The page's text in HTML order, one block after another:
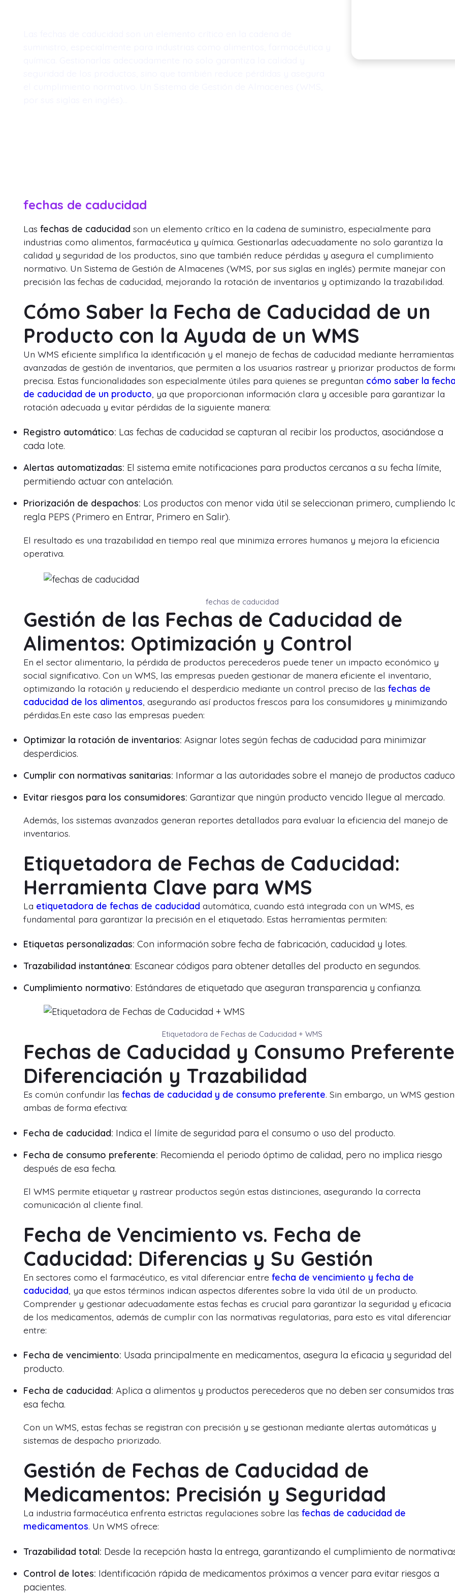
fechas de caducidad
Las fechas de caducidad son un elemento crítico en la cadena de suministro, especialmente para
industrias como alimentos, farmacéutica y química. Gestionarlas adecuadamente no solo garantiza la
calidad y seguridad de los productos, sino que también reduce pérdidas y asegura el cumplimiento
normativo. Un Sistema de Gestión de Almacenes (WMS, por sus siglas en inglés) permite manejar con
precisión las fechas de caducidad, mejorando la rotación de inventarios y optimizando la trazabilidad.
Cómo Saber la Fecha de Caducidad de un
Producto con la Ayuda de un WMS
Un WMS eficiente simplifica la identificación y el manejo de fechas de caducidad mediante herramientas
avanzadas de gestión de inventarios, que permiten a los usuarios rastrear y priorizar productos de
precisa. Estas funcionalidades son especialmente útiles para quienes se preguntan cómo saber la
de caducidad de un producto , ya que proporcionan información clara y accesible para garantizar la
rotación adecuada y evitar pérdidas de la siguiente manera:
Registro automático: Las fechas de caducidad se capturan al recibir los productos, asociándose a
cada lote.
Alertas automatizadas: El sistema emite notificaciones para productos cercanos a su fecha límite,
permitiendo actuar con antelación.
Priorización de despachos: Los productos con menor vida útil se seleccionan primero, cumpliendo
regla PEPS (Primero en Entrar, Primero en Salir).
El resultado es una trazabilidad en tiempo real que minimiza errores humanos y mejora la eficiencia
operativa.
fechas de caducidad
Gestión de las Fechas de Caducidad de
Alimentos: Optimización y Control
En el sector alimentario, la pérdida de productos perecederos puede tener un impacto económico y
social significativo. Con un WMS, las empresas pueden gestionar de manera eficiente el inventario,
optimizando la rotación y reduciendo el desperdicio mediante un control preciso de las fechas de
caducidad de los alimentos , asegurando así productos frescos para los consumidores y minimizando
pérdidas.En este caso las empresas pueden:
Optimizar la rotación de inventarios: Asignar lotes según fechas de caducidad para minimizar
desperdicios.
Cumplir con normativas sanitarias: Informar a las autoridades sobre el manejo de productos
Evitar riesgos para los consumidores: Garantizar que ningún producto vencido llegue al mercado.
Además, los sistemas avanzados generan reportes detallados para evaluar la eficiencia del manejo de
inventarios.
Etiquetadora de Fechas de Caducidad:
Herramienta Clave para WMS
La etiquetadora de fechas de caducidad automática, cuando está integrada con un WMS, es
fundamental para garantizar la precisión en el etiquetado. Estas herramientas permiten:
Etiquetas personalizadas: Con información sobre fecha de fabricación, caducidad y lotes.
Trazabilidad instantánea: Escanear códigos para obtener detalles del producto en segundos.
Cumplimiento normativo: Estándares de etiquetado que aseguran transparencia y confianza.
Etiquetadora de Fechas de Caducidad + WMS
Fechas de Caducidad y Consumo
Diferenciación y Trazabilidad
Es común confundir las fechas de caducidad y de consumo preferente. Sin embargo, un WMS
ambas de forma efectiva:
Fecha de caducidad: Indica el límite de seguridad para el consumo o uso del producto.
Fecha de consumo preferente: Recomienda el periodo óptimo de calidad, pero no implica riesgo
después de esa fecha.
El WMS permite etiquetar y rastrear productos según estas distinciones, asegurando la correcta
comunicación al cliente final.
Fecha de Vencimiento vs. Fecha de
Caducidad: Diferencias y Su Gestión
En sectores como el farmacéutico, es vital diferenciar entre fecha de vencimiento y fecha de
caducidad , ya que estos términos indican aspectos diferentes sobre la vida útil de un producto.
Comprender y gestionar adecuadamente estas fechas es crucial para garantizar la seguridad y eficacia
de los medicamentos, además de cumplir con las normativas regulatorias, para esto es vital diferenciar
entre:
Fecha de vencimiento: Usada principalmente en medicamentos, asegura la eficacia y seguridad del
producto.
Fecha de caducidad: Aplica a alimentos y productos perecederos que no deben ser consumidos tras
esa fecha.
Con un WMS, estas fechas se registran con precisión y se gestionan mediante alertas automáticas y
sistemas de despacho priorizado.
Gestión de Fechas de Caducidad de
Medicamentos: Precisión y Seguridad
La industria farmacéutica enfrenta estrictas regulaciones sobre las fechas de caducidad de
medicamentos. Un WMS ofrece:
Trazabilidad total: Desde la recepción hasta la entrega, garantizando el cumplimiento de
Control de lotes: Identificación rápida de medicamentos próximos a vencer para evitar riesgos a
pacientes.